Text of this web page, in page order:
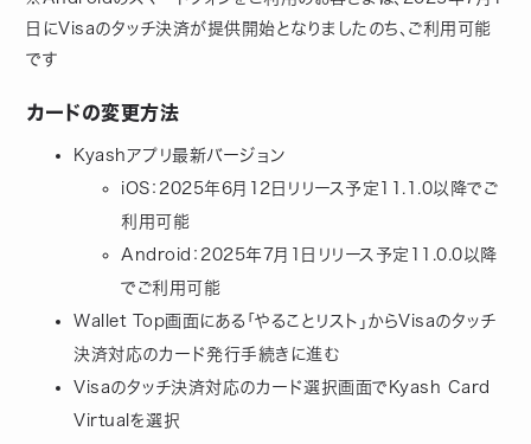
日にVisaのタッチ決済が提供開始となりましたのち、ご利用可能
です
カードの変更方法
Kyashアプリ最新バージョン
iOS：2025年6月12日リリース予定11.1.0以降でご
利用可能
Android：2025年7月1日リリース予定11.0.0以降
でご利用可能
Wallet Top画面にある「やることリスト」からVisaのタッチ
決済対応のカード発行手続きに進む
Visaのタッチ決済対応のカード選択画面でKyash Card
Virtualを選択